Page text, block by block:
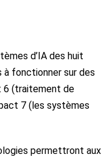
d’IA des huit
fonctionner sur des
6 (traitement de
7 (les systèmes
permettront aux